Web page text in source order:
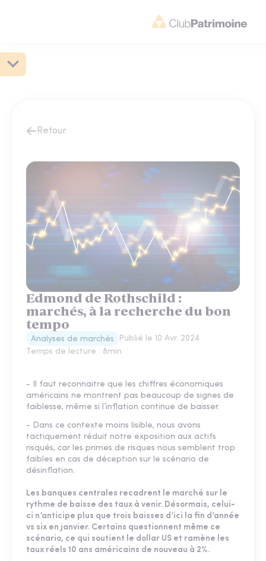
Retour
Edmond de Rothschild :
marchés, à la recherche du bon
tempo
Analyses de marchés Publié le 10 Avr. 2024
Temps de lecture : 8min
- Il faut reconnaitre que les chiffres économiques
américains ne montrent pas beaucoup de signes de
faiblesse, même si l’inflation continue de baisser.
- Dans ce contexte moins lisible, nous avons
tactiquement réduit notre exposition aux actifs
risqués, car les primes de risques nous semblent trop
faibles en cas de déception sur le scénario de
désinflation.
Les banques centrales recadrent le marché sur le
rythme de baisse des taux à venir. Désormais, celui-
ci n’anticipe plus que trois baisses d’ici la fin d’année
vs six en janvier. Certains questionnent même ce
scénario, ce qui soutient le dollar US et ramène les
taux réels 10 ans américains de nouveau à 2%.